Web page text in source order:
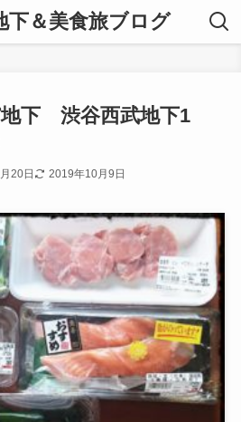
下＆美食旅ブログ
下 渋谷西武地下1
20日 2019年10月9日